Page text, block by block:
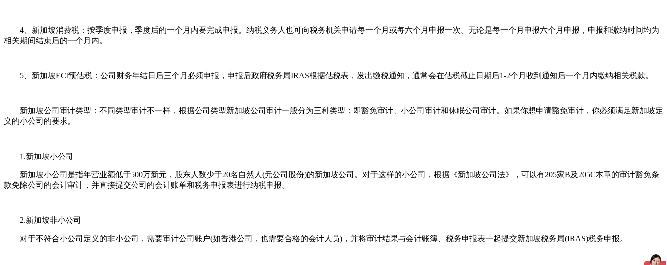
4、新加坡消费税：按季度申报，季度后的一个月内要完成申报。纳税义务人也可向税务机关申请每一个月或每六个月申报一次。无论是每一个月申报六个月申报，申报和缴纳时间均为
相关期间结束后的一个月内。
5、新加坡ECI预估税：公司财务年结日后三个月必须申报，申报后政府税务局IRAS根据估税表，发出缴税通知，通常会在估税截止日期后1-2个月收到通知后一个月内缴纳相关税款。
新加坡公司审计类型：不同类型审计不一样，根据公司类型新加坡公司审计一般分为三种类型：即豁免审计、小公司审计和休眠公司审计。如果你想申请豁免审计，你必须满足新加坡定
义的小公司的要求。
1.新加坡小公司
新加坡小公司是指年营业额低于500万新元，股东人数少于20名自然人(无公司股份)的新加坡公司。对于这样的小公司，根据《新加坡公司法》，可以有205家B及205C本章的审计豁免条
款免除公司的会计审计，并直接提交公司的会计账单和税务申报表进行纳税申报。
2.新加坡非小公司
对于不符合小公司定义的非小公司，需要审计公司账户(如香港公司，也需要合格的会计人员)，并将审计结果与会计账簿、税务申报表一起提交新加坡税务局(IRAS)税务申报。